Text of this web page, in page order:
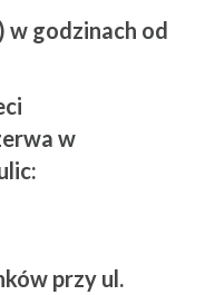
w godzinach od
w
przy ul.